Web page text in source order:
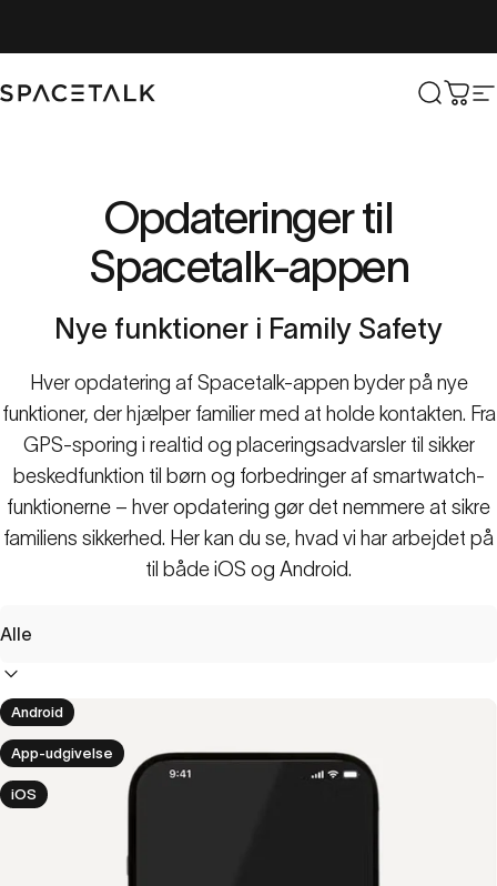
Spacetalk Søg
Opdateringertil
Spacetalk-appen
Nye funktioner i Family Safety
Hver opdatering af Spacetalk-appen byder på nye
funktioner, der hjælper familier med at holde kontakten. Fra
GPS-sporing i realtid og placeringsadvarsler til sikker
beskedfunktion til børn og forbedringer af smartwatch-
funktionerne – hver opdatering gør det nemmere at sikre
familiens sikkerhed. Her kan du se, hvad vi har arbejdet på
til både iOS og Android.
Android
App-udgivelse
iOS